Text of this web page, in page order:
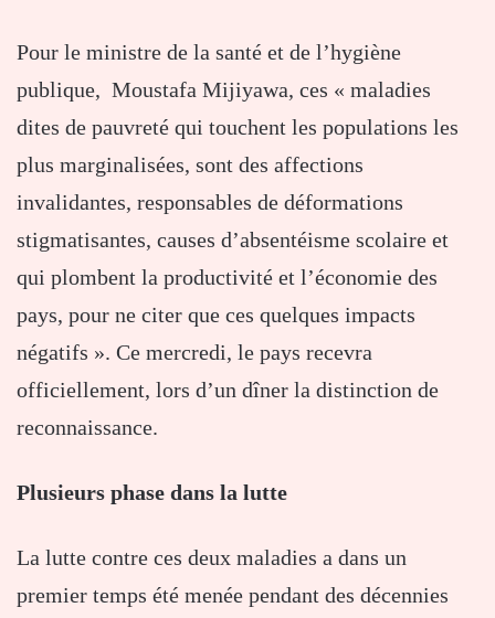
Pour le ministre de la santé et de l’hygiène
publique, Moustafa Mijiyawa, ces « maladies
dites de pauvreté qui touchent les populations les
plus marginalisées, sont des affections
invalidantes, responsables de déformations
stigmatisantes, causes d’absentéisme scolaire et
qui plombent la productivité et l’économie des
pays, pour ne citer que ces quelques impacts
négatifs ». Ce mercredi, le pays recevra
officiellement, lors d’un dîner la distinction de
reconnaissance.
Plusieurs phase dans la lutte
La lutte contre ces deux maladies a dans un
premier temps été menée pendant des décennies